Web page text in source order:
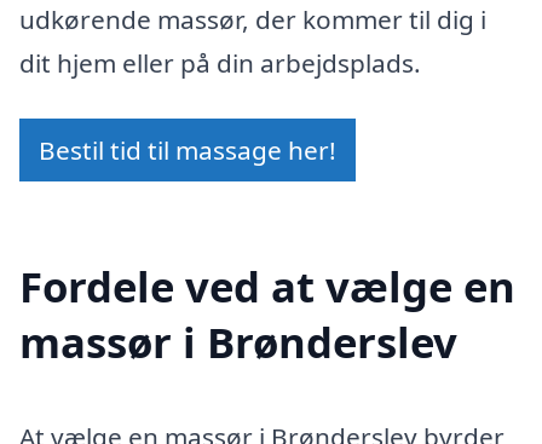
udkørende massør, der kommer til dig i
dit hjem eller på din arbejdsplads.
Bestil tid til massage her!
Fordele ved at vælge en
massør i Brønderslev
At vælge en massør i Brønderslev byrder